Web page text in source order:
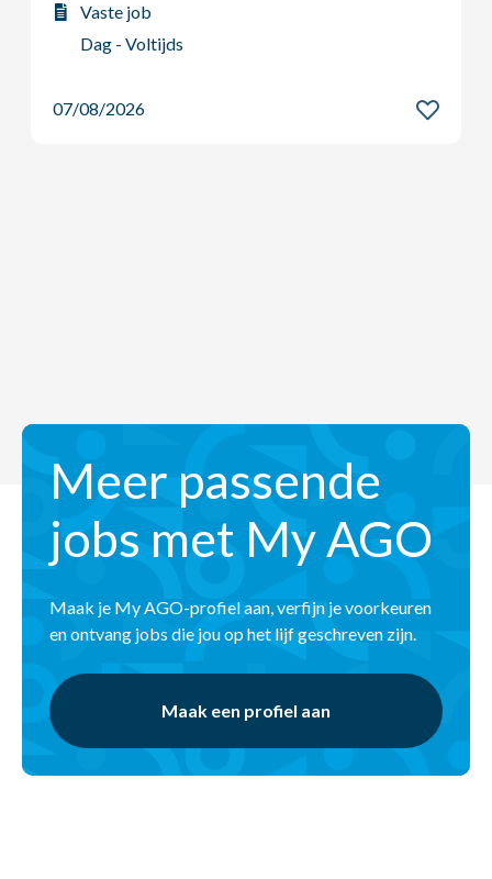
Meer passende
jobs met My AGO
Maak je My AGO-profiel aan, verfijn je voorkeuren
en ontvang jobs die jou op het lijf geschreven zijn.
Maak een profiel aan